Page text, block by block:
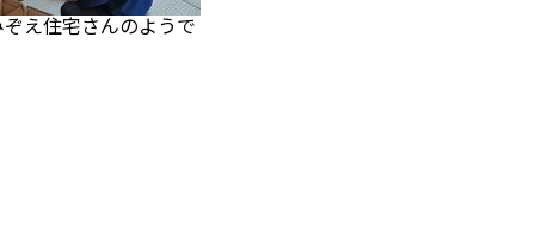
え住宅さんのようで